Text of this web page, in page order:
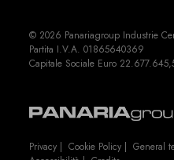
© 2026 Panariagroup Industrie
Partita I.V.A. 01865640369
Capitale Sociale Euro
Privacy |Cookie Policy |General